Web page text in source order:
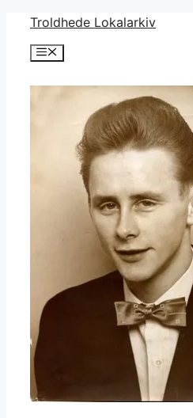
Hop
indhold
Troldhede Lokalarkiv
Menu